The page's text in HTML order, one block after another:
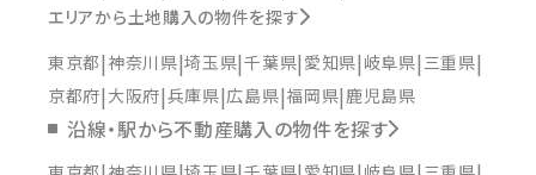
エリアから土地購入の物件を探す
東京都 神奈川県 埼玉県 千葉県 愛知県 岐阜県 三重県
京都府 大阪府 兵庫県 広島県 福岡県 鹿児島県
沿線・駅から不動産購入の物件を探す